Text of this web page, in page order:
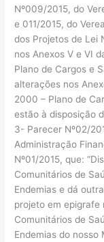
Nº009/2015, do
e 011/2015, do
dos Projetos de Lei
nos Anexos V e VI
Plano de Cargos e
alterações nos
2000 – Plano de
estão à disposição
3- Parecer Nº02/
Administração
Nº01/2015, que:
Comunitários de
Endemias e dá
projeto em epigrafe
Comunitários de
Endemias do nosso